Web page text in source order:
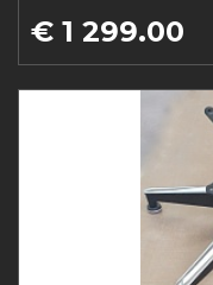
€ 1 299.00